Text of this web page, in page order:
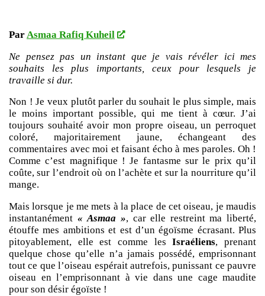
ParAsmaa Rafiq Kuheil
Ne pensez pas un instant que je vais révéler ici mes
souhaits les plus importants, ceux pour lesquels je
travaille si dur.
Non ! Je veux plutôt parler du souhait le plus simple, mais
le moins important possible, qui me tient à cœur. J’ai
toujours souhaité avoir mon propre oiseau, un perroquet
coloré, majoritairement jaune, échangeant des
commentaires avec moi et faisant écho à mes paroles. Oh !
Comme c’est magnifique ! Je fantasme sur le prix qu’il
coûte, sur l’endroit où on l’achète et sur la nourriture qu’il
mange.
Mais lorsque je me mets à la place de cet oiseau, je maudis
instantanément « Asmaa », car elle restreint ma liberté,
étouffe mes ambitions et est d’un égoïsme écrasant. Plus
pitoyablement, elle est comme les Israéliens, prenant
quelque chose qu’elle n’a jamais possédé, emprisonnant
tout ce que l’oiseau espérait autrefois, punissant ce pauvre
oiseau en l’emprisonnant à vie dans une cage maudite
pour son désir égoïste !